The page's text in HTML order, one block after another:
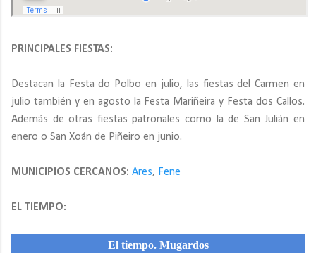
PRINCIPALES FIESTAS:
Destacan la Festa do Polbo en julio, las fiestas del Carmen en
julio también y en agosto la Festa Mariñeira y Festa dos Callos.
Además de otras fiestas patronales como la de San Julián en
enero o San Xoán de Piñeiro en junio.
MUNICIPIOS CERCANOS: Ares, Fene
EL TIEMPO: